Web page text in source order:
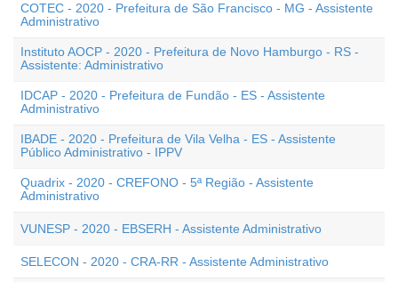
COTEC - 2020 - Prefeitura de São Francisco - MG - Assistente
Administrativo
Instituto AOCP - 2020 - Prefeitura de Novo Hamburgo - RS -
Assistente: Administrativo
IDCAP - 2020 - Prefeitura de Fundão - ES - Assistente
Administrativo
IBADE - 2020 - Prefeitura de Vila Velha - ES - Assistente
Público Administrativo - IPPV
Quadrix - 2020 - CREFONO - 5ª Região - Assistente
Administrativo
VUNESP - 2020 - EBSERH - Assistente Administrativo
SELECON - 2020 - CRA-RR - Assistente Administrativo